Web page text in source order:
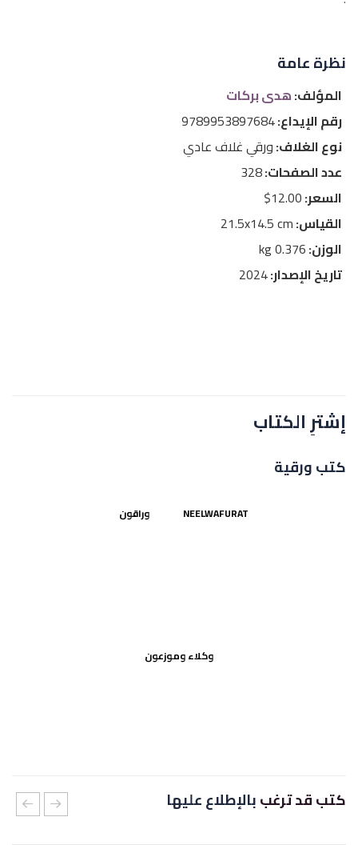
نظرة عامة
المؤلف:هدى بركات
رقم الإيداع:9789953897684
نوع الغلاف:ورقي غلاف عادي
عدد الصفحات:328
السعر:12.00$
القياس:21.5x14.5 cm
الوزن:0.376 kg
تاريخ الإصدار:2024
إشترِ الكتاب
كتب ورقية
NEELWAFURAT وراقون
وكلاء وموزعون
كتب قد ترغببالإطلاع عليها